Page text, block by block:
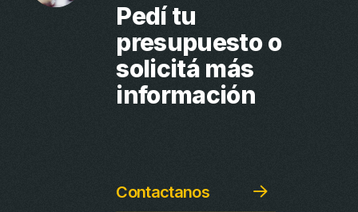
Pedí tu
presupuestoo
solicitá más
información
Contactanos